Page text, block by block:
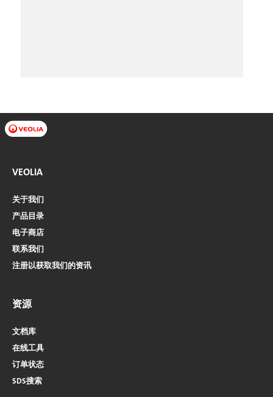
VEOLIA
关于我们
产品目录
电子商店​​​​​​​
联系我们
注册以获取我们的资讯
资源
文档库
在线工具
订单状态
SDS搜索